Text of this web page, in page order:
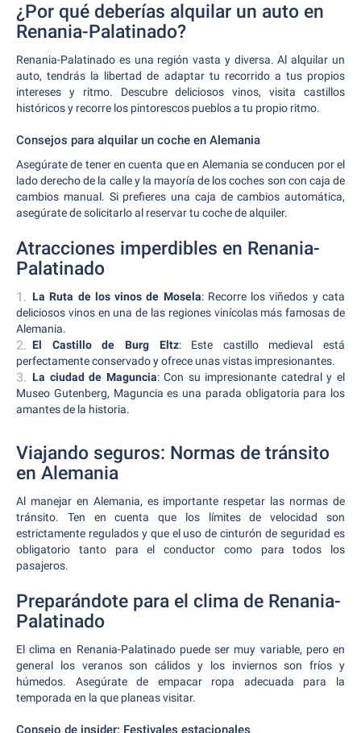
¿Por qué deberías alquilar un auto en
Renania-Palatinado?
Renania-Palatinado es una región vasta y diversa. Al alquilar un
auto, tendrás la libertad de adaptar tu recorrido a tus propios
intereses y ritmo. Descubre deliciosos vinos, visita castillos
históricos y recorre los pintorescos pueblos a tu propio ritmo.
Consejos para alquilar un coche en Alemania
Asegúrate de tener en cuenta que en Alemania se conducen por el
lado derecho de la calle y la mayoría de los coches son con caja de
cambios manual. Si prefieres una caja de cambios automática,
asegúrate de solicitarlo al reservar tu coche de alquiler.
Atracciones imperdibles en Renania-
Palatinado
La Ruta de los vinos de Mosela: Recorre los viñedos y cata
deliciosos vinos en una de las regiones vinícolas más famosas de
Alemania.
El Castillo de Burg Eltz: Este castillo medieval está
perfectamente conservado y ofrece unas vistas impresionantes.
La ciudad de Maguncia: Con su impresionante catedral y el
Museo Gutenberg, Maguncia es una parada obligatoria para los
amantes de la historia.
Viajando seguros: Normas de tránsito
en Alemania
Al manejar en Alemania, es importante respetar las normas de
tránsito. Ten en cuenta que los límites de velocidad son
estrictamente regulados y que el uso de cinturón de seguridad es
obligatorio tanto para el conductor como para todos los
pasajeros.
Preparándote para el clima de Renania-
Palatinado
El clima en Renania-Palatinado puede ser muy variable, pero en
general los veranos son cálidos y los inviernos son fríos y
húmedos. Asegúrate de empacar ropa adecuada para la
temporada en la que planeas visitar.
Consejo de insider: Festivales estacionales